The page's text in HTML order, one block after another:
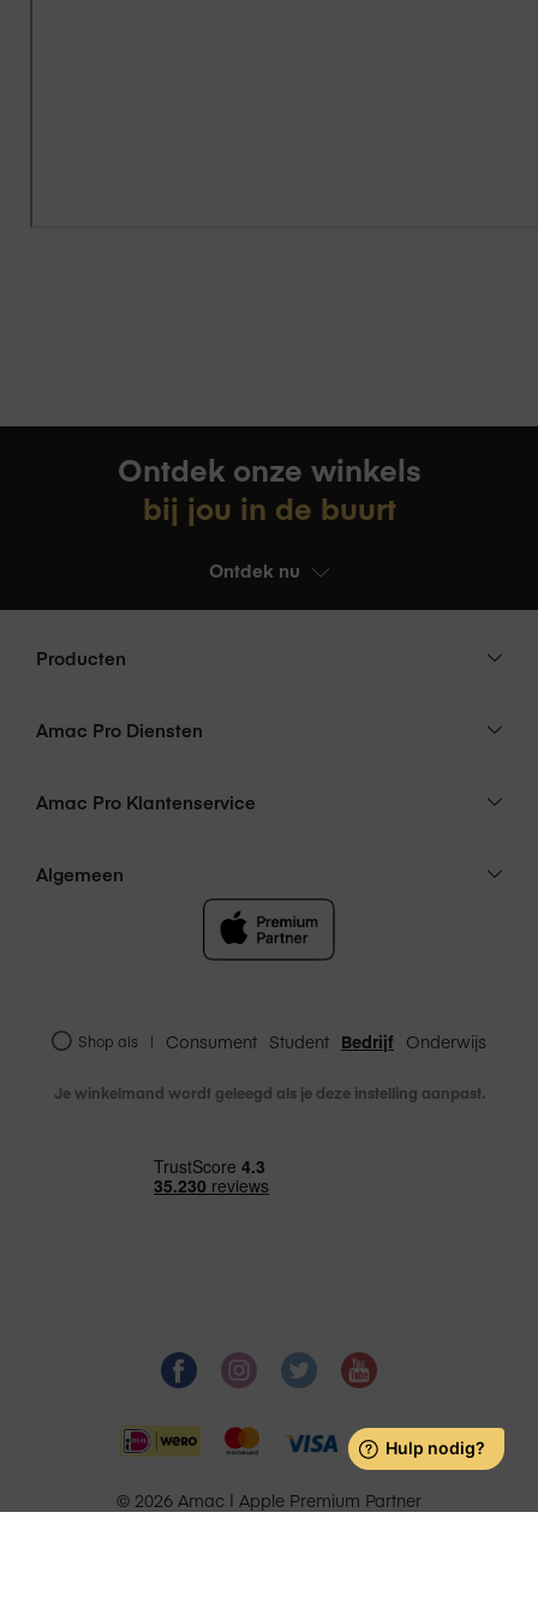
Ontdek onze winkels
bij jou in de buurt
Ontdek nu
Producten
Amac Pro Diensten
Amac Pro Klantenservice
Algemeen
Shop als | Consument Student Bedrijf Onderwijs
Je winkelmand wordt geleegd als je deze instelling aanpast.
© 2026 Amac | Apple Premium Partner